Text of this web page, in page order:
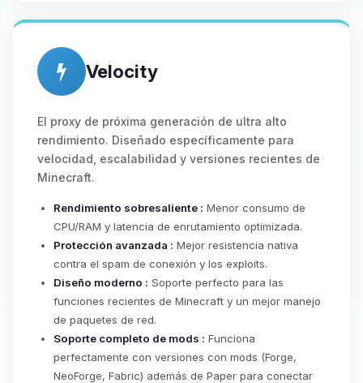
Velocity
El proxy de próxima generación de ultra alto
rendimiento. Diseñado específicamente para
velocidad, escalabilidad y versiones recientes de
Minecraft.
Rendimiento sobresaliente : Menor consumo de
CPU/RAM y latencia de enrutamiento optimizada.
Protección avanzada : Mejor resistencia nativa
contra el spam de conexión y los exploits.
Diseño moderno : Soporte perfecto para las
funciones recientes de Minecraft y un mejor manejo
de paquetes de red.
Soporte completo de mods : Funciona
perfectamente con versiones con mods (Forge,
NeoForge, Fabric) además de Paper para conectar